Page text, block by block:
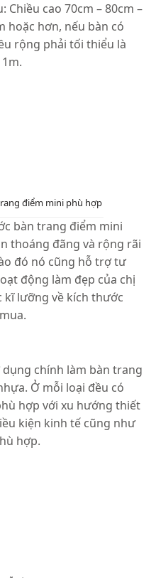
cao 70cm – 80cm –
hoặc hơn, nếu bàn có
rộng phải tối thiểu là
điểm mini phù hợp
bàn trang điểm mini
thoáng đãng và rộng rãi
đó nó cũng hỗ trợ tư
động làm đẹp của chị
kĩ lưỡng về kích thước
chính làm bàn trang
Ở mỗi loại đều có
hợp với xu hướng thiết
kiện kinh tế cũng như
hợp.